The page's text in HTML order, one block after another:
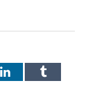
LinkedInTumblr